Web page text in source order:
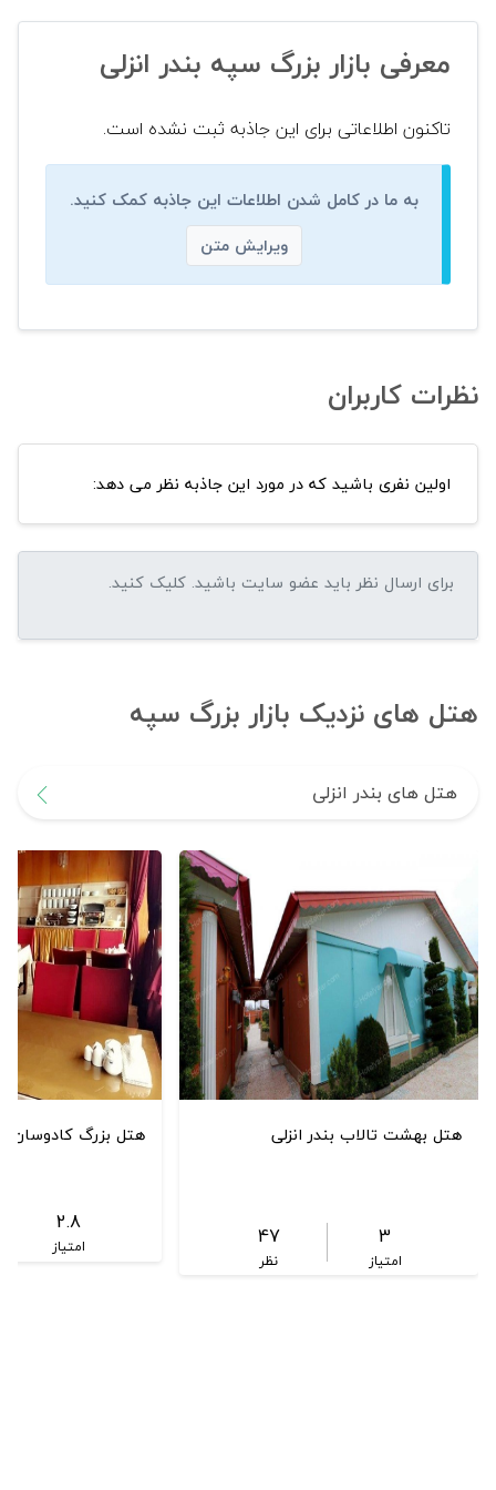
معرفی بازار بزرگ سپه بندر انزلی
تاکنون اطلاعاتی برای این جاذبه ثبت نشده است.
به ما در کامل شدن اطلاعات این جاذبه کمک کنید.
ویرایش متن
نظرات کاربران
اولین نفری باشید که در مورد این جاذبه نظر می دهد:
هتل های نزدیک بازار بزرگ سپه
هتل های بندر انزلی
هتل بهشت تالاب بندر انزلی
3
امتیاز
47
نظر
هتل بزرگ کادوسان
2.8
امتیاز